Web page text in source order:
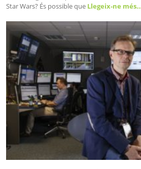
Star Wars? És possible que Llegeix-ne